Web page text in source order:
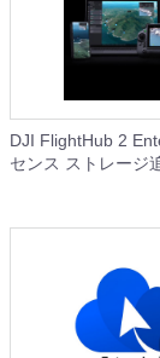
DJI FlightHub 2
センス ストレージ